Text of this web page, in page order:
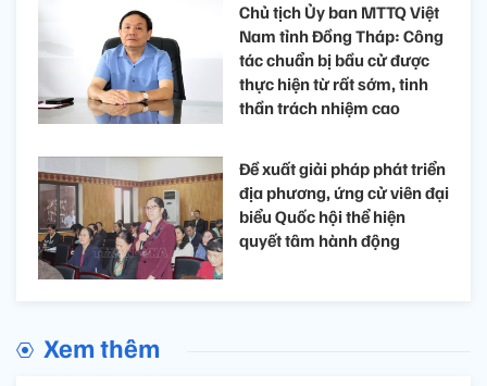
Chủ tịch Ủy ban MTTQ Việt
Nam tỉnh Đồng Tháp: Công
tác chuẩn bị bầu cử được
thực hiện từ rất sớm, tinh
thần trách nhiệm cao
Đề xuất giải pháp phát triển
địa phương, ứng cử viên đại
biểu Quốc hội thể hiện
quyết tâm hành động
Xem thêm